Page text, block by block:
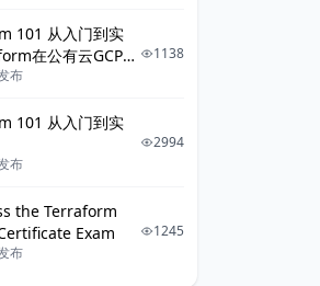
101 从入门到实
在公有云GCP上
布
1138
101 从入门到实
布
2994
the Terraform
Exam
布
1245